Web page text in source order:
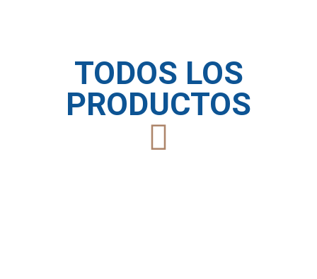
TODOS LOS
PRODUCTOS